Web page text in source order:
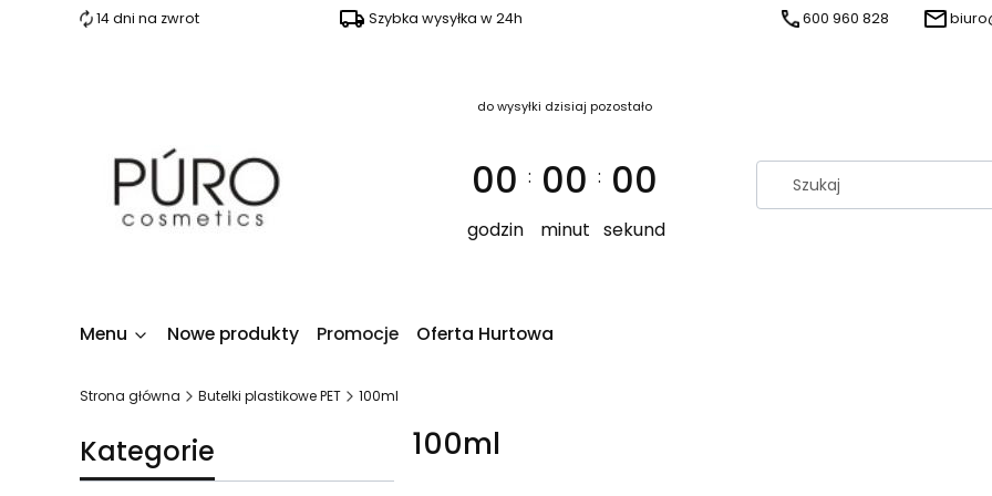
14 dni na zwrot Szybka wysyłka w 24h 600 960 828
do wysyłki dzisiaj pozostało
00
godzin
: 00
minut
: 00
sekund
Menu Nowe produkty Promocje Oferta Hurtowa
Strona główna Butelki plastikowe PET 100ml
Kategorie 100ml